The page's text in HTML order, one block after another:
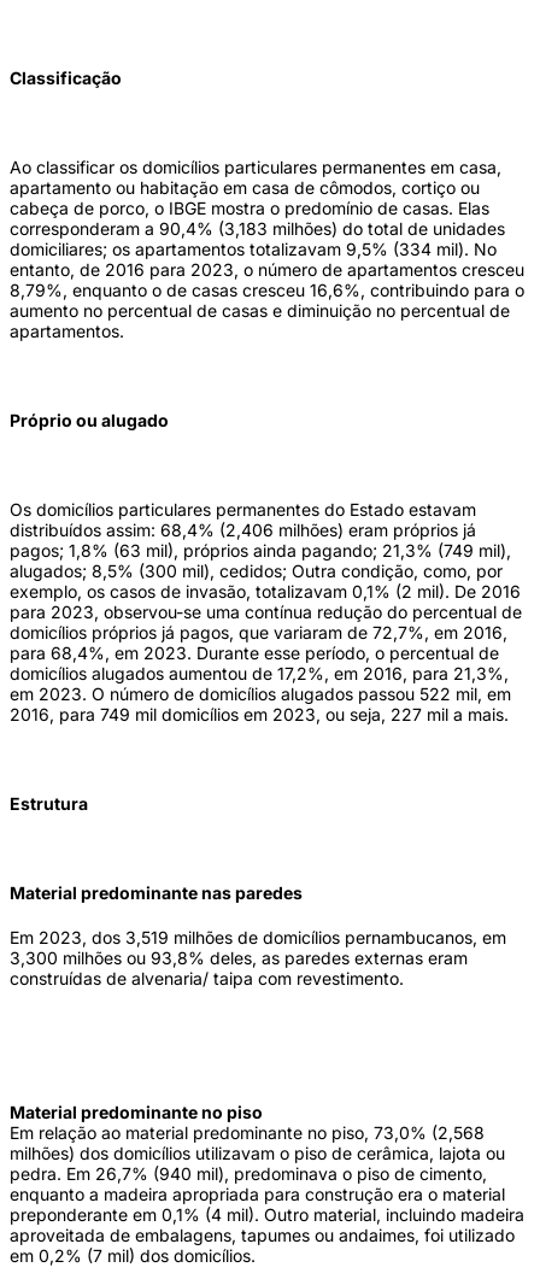
Classificação
Ao classificar os domicílios particulares permanentes em casa,
apartamento ou habitação em casa de cômodos, cortiço ou
cabeça de porco, o IBGE mostra o predomínio de casas. Elas
corresponderam a 90,4% (3,183 milhões) do total de unidades
domiciliares; os apartamentos totalizavam 9,5% (334 mil). No
entanto, de 2016 para 2023, o número de apartamentos cresceu
8,79%, enquanto o de casas cresceu 16,6%, contribuindo para o
aumento no percentual de casas e diminuição no percentual de
apartamentos.
Próprio ou alugado
Os domicílios particulares permanentes do Estado estavam
distribuídos assim: 68,4% (2,406 milhões) eram próprios já
pagos; 1,8% (63 mil), próprios ainda pagando; 21,3% (749 mil),
alugados; 8,5% (300 mil), cedidos; Outra condição, como, por
exemplo, os casos de invasão, totalizavam 0,1% (2 mil). De 2016
para 2023, observou-se uma contínua redução do percentual de
domicílios próprios já pagos, que variaram de 72,7%, em 2016,
para 68,4%, em 2023. Durante esse período, o percentual de
domicílios alugados aumentou de 17,2%, em 2016, para 21,3%,
em 2023. O número de domicílios alugados passou 522 mil, em
2016, para 749 mil domicílios em 2023, ou seja, 227 mil a mais.
Estrutura
Material predominante nas paredes
Em 2023, dos 3,519 milhões de domicílios pernambucanos, em
3,300 milhões ou 93,8% deles, as paredes externas eram
construídas de alvenaria/ taipa com revestimento.
Material predominante no piso
Em relação ao material predominante no piso, 73,0% (2,568
milhões) dos domicílios utilizavam o piso de cerâmica, lajota ou
pedra. Em 26,7% (940 mil), predominava o piso de cimento,
enquanto a madeira apropriada para construção era o material
preponderante em 0,1% (4 mil). Outro material, incluindo madeira
aproveitada de embalagens, tapumes ou andaimes, foi utilizado
em 0,2% (7 mil) dos domicílios.